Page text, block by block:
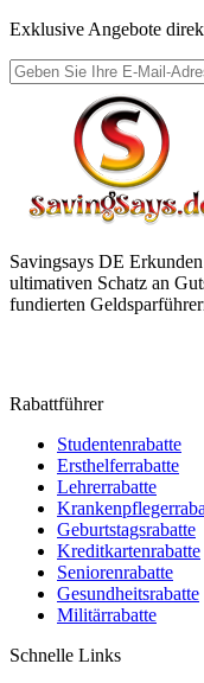
Exklusive Angebote
Savingsays DE
ultimativen Schatz an
fundierten
Rabattführer
Studentenrabatte
Ersthelferrabatte
Lehrerrabatte
Geburtstagsrabatte
Kreditkartenrabatte
Seniorenrabatte
Gesundheitsrabatte
Militärrabatte
Schnelle Links